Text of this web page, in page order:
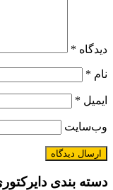
دیدگاه *
نام *
ایمیل *
وب‌سایت
دسته بندی